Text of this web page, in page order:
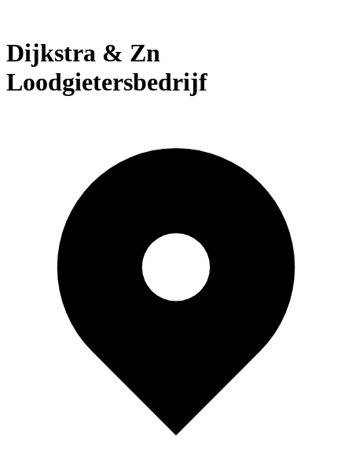
Dijkstra & Zn
Loodgietersbedrijf